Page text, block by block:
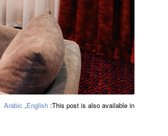
This post is also available in:
English
Arabic